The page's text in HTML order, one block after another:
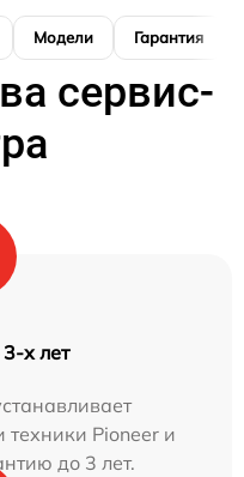
Модели Гарантия
сервис-
х лет
техники Pioneer и
до 3 лет.